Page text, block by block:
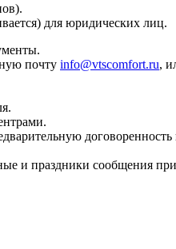
для юридических лиц.
почту info@vtscomfort.ru,
и праздники сообщения